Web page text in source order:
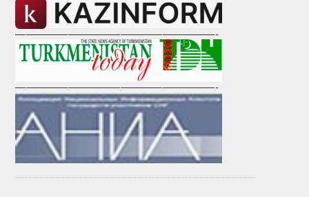
———————————————————-
———————————————————-